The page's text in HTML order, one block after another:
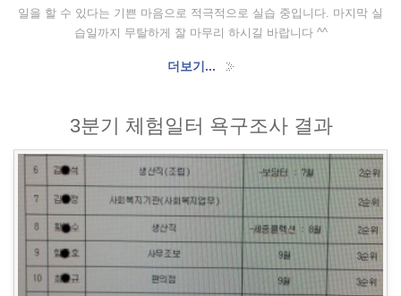
일을 할 수 있다는 기쁜 마음으로 적극적으로 실습 중입니다. 마지막 실
습일까지 무탈하게 잘 마무리 하시길 바랍니다 ^^
더보기...
3분기 체험일터 욕구조사 결과